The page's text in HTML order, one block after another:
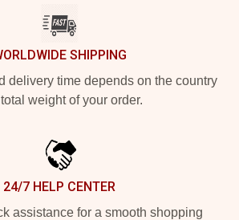
SHIPPING
delivery time depends on the country
weight of your order.
24/7 HELP CENTER
assistance for a smooth shopping